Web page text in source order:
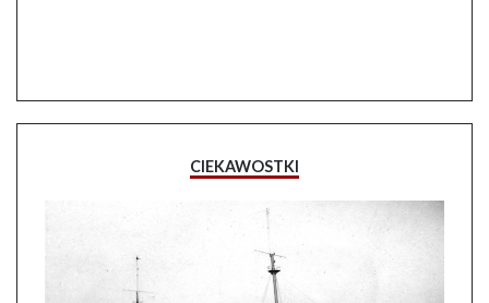
CIEKAWOSTKI